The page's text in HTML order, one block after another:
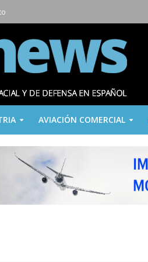
AVIACIÓN COMERCIAL